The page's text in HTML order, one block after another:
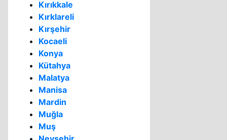
Kırıkkale
Kırklareli
Kırşehir
Kocaeli
Konya
Kütahya
Malatya
Manisa
Mardin
Muğla
Muş